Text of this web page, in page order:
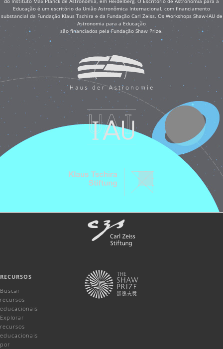
Educação é um escritório da União Astronômica Internacional, com financiamento
substancial da Fundação Klaus Tschira e da Fundação Carl Zeiss. Os Workshops Shaw-IAU de
Astronomia para a Educação
são financiados pela Fundação Shaw Prize.
RECURSOS
Buscar
recursos
educacionais
Explorar
recursos
educacionais
por